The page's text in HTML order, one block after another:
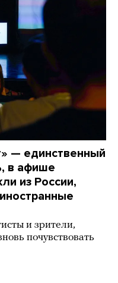
— единственный
в афише
из России,
и зрители,
почувствовать